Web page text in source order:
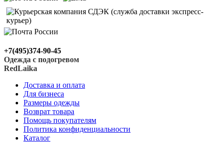
+7(495)374-90-45
Одежда с подогревом
RedLaika
Доставка и оплата
Для бизнеса
Размеры одежды
Возврат товара
Помощь покупателям
Политика конфиденциальности
Каталог